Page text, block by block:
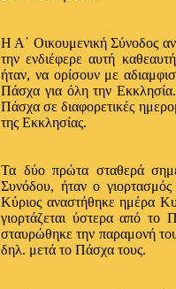
Η Α΄ Οικουμενική Σύνοδος
την ενδιέφερε αυτή
ήταν, να ορίσουν με
Πάσχα για όλη την Εκκλησία.
Πάσχα σε διαφορετικές
της Εκκλησίας.
Τα δύο πρώτα σταθερά
Συνόδου, ήταν ο
Κύριος αναστήθηκε ημέρα
γιορτάζεται ύστερα από το
σταυρώθηκε την παραμονή
δηλ. μετά το Πάσχα τους.